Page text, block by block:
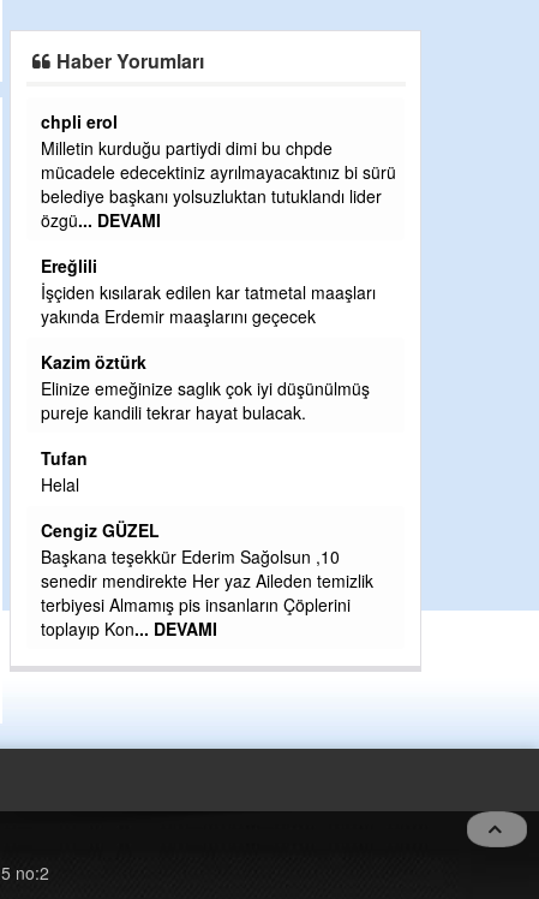
Haber Yorumları
kurduğu partiydi dimi bu chpde
edecektiniz ayrılmayacaktınız bi sürü
başkanı yolsuzluktan tutuklandı lider
DEVAMI
kısılarak edilen kar tatmetal maaşları
Erdemir maaşlarını geçecek
saglık çok iyi düşünülmüş
tekrar hayat bulacak.
GÜZEL
teşekkür Ederim Sağolsun ,10
mendirekte Her yaz Aileden temizlik
Almamış pis insanların Çöplerini
... DEVAMI
Ereğli Futbol Kulübünü
düşünsün ve sahip çıksınlar.
özelleştirilmeseydi sponsor
Tebrikler başkanım ve
Halil Aydın
Çırak ustasından öğrenir
Ben İbrahim Yalçını tebrik
ÖNCE ALKAYA
DEVAMI
no:2